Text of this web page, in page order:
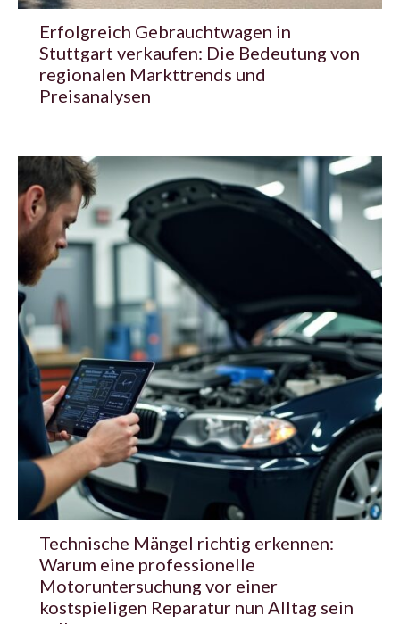
Erfolgreich Gebrauchtwagen in
Stuttgart verkaufen: Die Bedeutung von
regionalen Markttrends und
Preisanalysen
Technische Mängel richtig erkennen:
Warum eine professionelle
Motoruntersuchung vor einer
kostspieligen Reparatur nun Alltag sein